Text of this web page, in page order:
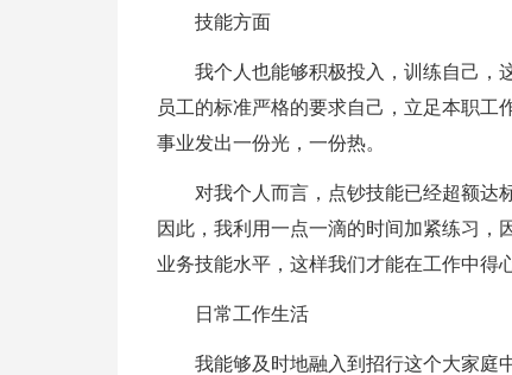
技能方面
我个人也能够积极投入，训练自己，
员工的标准严格的要求自己，立足本职
事业发出一份光，一份热。
对我个人而言，点钞技能已经超额达
因此，我利用一点一滴的时间加紧练习，
业务技能水平，这样我们才能在工作中得
日常工作生活
我能够及时地融入到招行这个大家庭